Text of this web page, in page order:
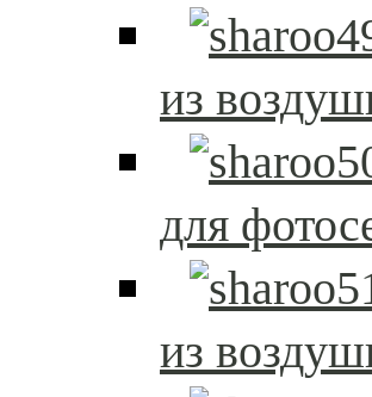
из
для
из